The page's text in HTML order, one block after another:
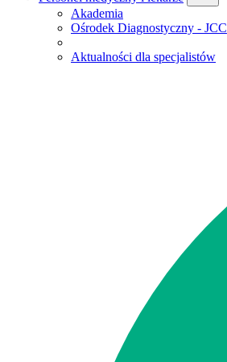
Akademia
Ośrodek Diagnostyczny - JCC
Aktualności dla specjalistów